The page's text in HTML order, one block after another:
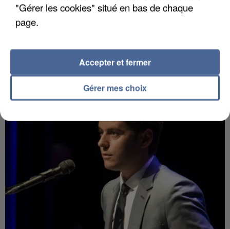
LES DONNÉES DE 300 000 CLIENTS DÉROBÉES À
INTERMARCHÉ APRÈS UNE...
"Gérer les cookies" situé en bas de chaque
page.
Gérer mes choix
Accepter et fermer